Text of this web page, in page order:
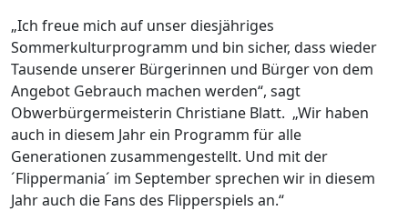
„Ich freue mich auf unser diesjähriges
Sommerkulturprogramm und bin sicher, dass wieder
Tausende unserer Bürgerinnen und Bürger von dem
Angebot Gebrauch machen werden“, sagt
Obwerbürgermeisterin Christiane Blatt. „Wir haben
auch in diesem Jahr ein Programm für alle
Generationen zusammengestellt. Und mit der
´Flippermania´ im September sprechen wir in diesem
Jahr auch die Fans des Flipperspiels an.“